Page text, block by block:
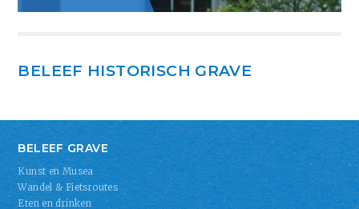
BELEEF HISTORISCH GRAVE
BELEEF GRAVE
Kunst en Musea
Wandel & Fietsroutes
Eten en drinken